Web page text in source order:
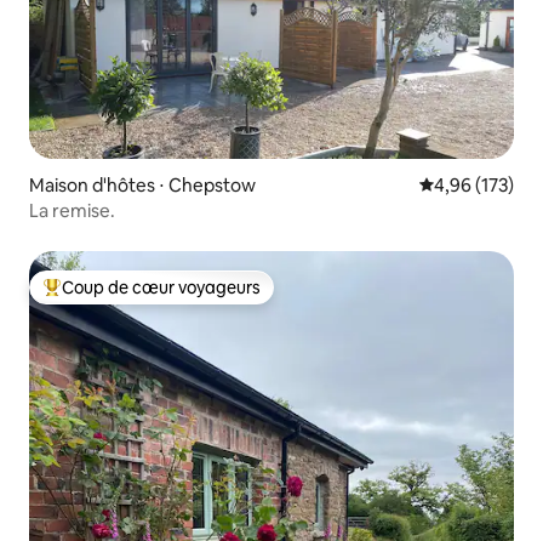
Maison d'hôtes ⋅ Chepstow Évaluation
4,96 (173)
La remise.
Coups de cœur voyageurs les plus appréciés
Coup de cœur voyageurs